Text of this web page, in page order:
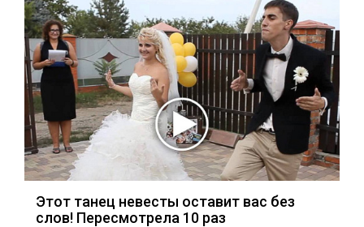
Этот танец невесты оставит вас без
слов! Пересмотрела 10 раз